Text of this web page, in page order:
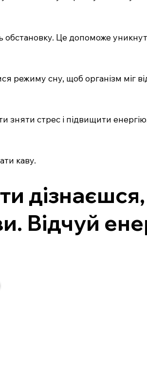
обстановку. Це допоможе
режиму сну, щоб організм міг
зняти стрес і підвищити
каву.
Відчуй